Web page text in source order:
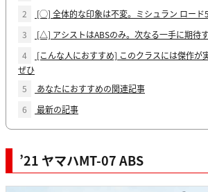
2
[◯] 全体的な印象は不変。ミシュラン ロード
3
[△] アシストはABSのみ。次なる一手に期待
4
[こんな人におすすめ] このクラスには傑作が
ぜひ
5
あなたにおすすめの関連記事
6
最新の記事
’21 ヤマハMT-07 ABS